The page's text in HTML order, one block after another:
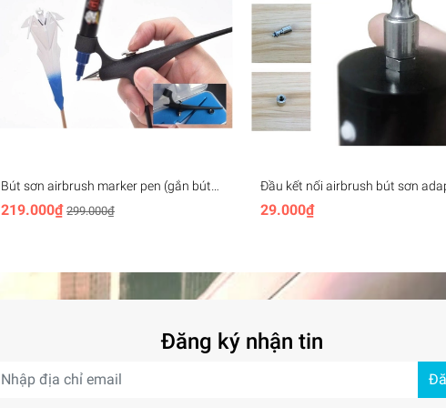
Bút sơn airbrush marker pen (gắn bút
marker)
219.000₫ 299.000₫
Đầu kết nối airbrush bút sơn
joint air pump
29.000₫
Đăng ký nhận tin